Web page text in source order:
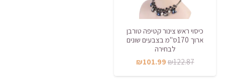
כיסוי ראש צינור קטיפה טורבן
ארוך 170ס"מ בצבעים שונים
לבחירה
₪122.87
המחיר
המקורי
₪101.99
הנוכחי